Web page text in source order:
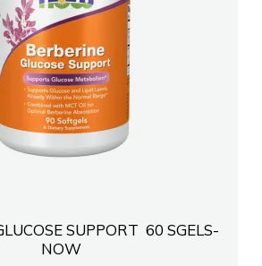
SUPPORT 60 SGELS-
NOW